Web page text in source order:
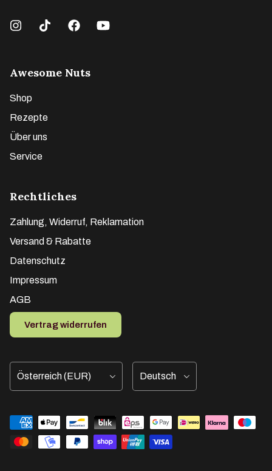
Awesome Nuts
Shop
Rezepte
Über uns
Service
Rechtliches
Zahlung, Widerruf, Reklamation
Versand & Rabatte
Datenschutz
Impressum
AGB
Vertrag widerrufen
Land/Region